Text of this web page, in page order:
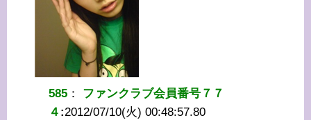
585 ： ファンクラブ会員番号７７
４ :2012/07/10(火) 00:48:57.80